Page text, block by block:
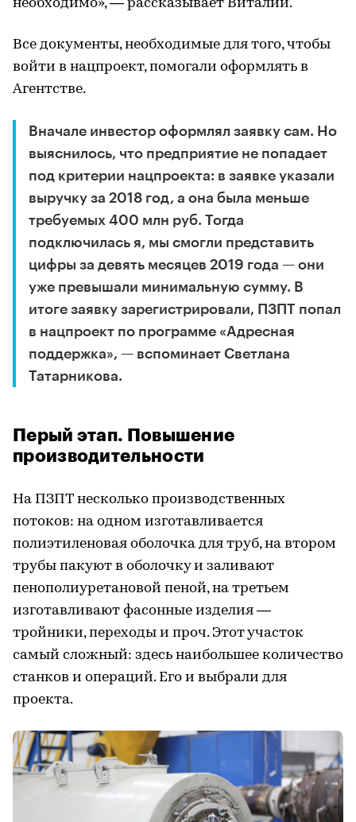
необходимо», — рассказывает Виталий.
Все документы, необходимые для того, чтобы
войти в нацпроект, помогали оформлять в
Агентстве.
Вначале инвестор оформлял заявку сам. Но
выяснилось, что предприятие не попадает
под критерии нацпроекта: в заявке указали
выручку за 2018 год, а она была меньше
требуемых 400 млн руб. Тогда
подключилась я, мы смогли представить
цифры за девять месяцев 2019 года — они
уже превышали минимальную сумму. В
итоге заявку зарегистрировали, ПЗПТ попал
в нацпроект по программе «Адресная
поддержка», — вспоминает Светлана
Татарникова.
Перый этап. Повышение
производительности
На ПЗПТ несколько производственных
потоков: на одном изготавливается
полиэтиленовая оболочка для труб, на втором
трубы пакуют в оболочку и заливают
пенополиуретановой пеной, на третьем
изготавливают фасонные изделия —
тройники, переходы и проч. Этот участок
самый сложный: здесь наибольшее количество
станков и операций. Его и выбрали для
проекта.